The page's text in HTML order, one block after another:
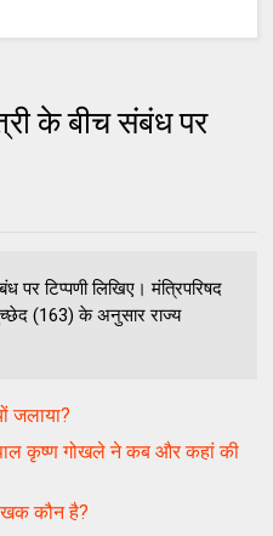
के बीच संबंध पर
पर टिप्पणी लिखिए। मंत्रिपरिषद
(163) के अनुसार राज्य
जलाया?
कृष्ण गोखले ने कब और कहां की
कौन है?